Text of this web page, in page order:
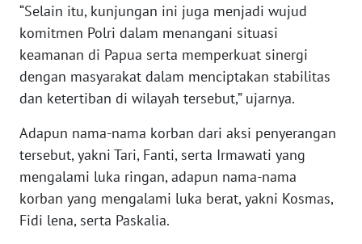
“Selain itu, kunjungan ini juga menjadi wujud
komitmen Polri dalam menangani situasi
keamanan di Papua serta memperkuat sinergi
dengan masyarakat dalam menciptakan stabilitas
dan ketertiban di wilayah tersebut,” ujarnya.
Adapun nama-nama korban dari aksi penyerangan
tersebut, yakni Tari, Fanti, serta Irmawati yang
mengalami luka ringan, adapun nama-nama
korban yang mengalami luka berat, yakni Kosmas,
Fidi lena, serta Paskalia.
NTT
WN
KEPRI
PAPUA
WN
PAPUA
BARAT